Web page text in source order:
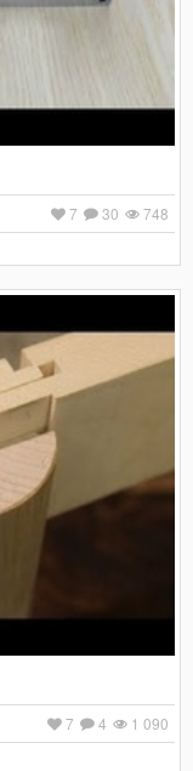
748
30
7
1 090
4
7